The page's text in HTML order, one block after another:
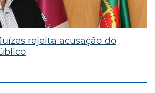
rejeita acusação do